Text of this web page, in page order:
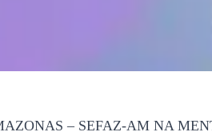
– SEFAZ-AM NA